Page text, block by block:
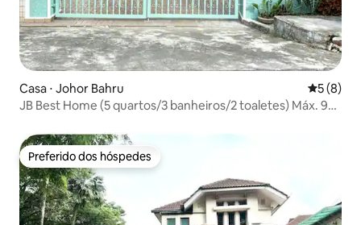
Casa ⋅ Johor Bahru 5 de
5 (8)
JB Best Home (5 quartos/3 banheiros/2 toaletes) Máx. 9
Preferido dos hóspedes
Preferido dos hóspedes